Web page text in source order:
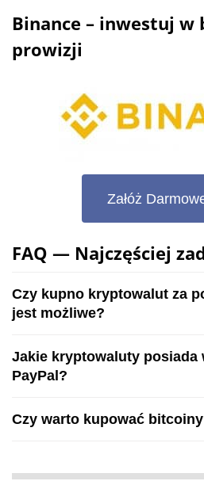
Binance – inwestuj w
prowizji
Załóż
FAQ — Najczęściej
Czy kupno kryptowalut za
jest możliwe?
Jakie kryptowaluty posiada
PayPal?
Czy warto kupować